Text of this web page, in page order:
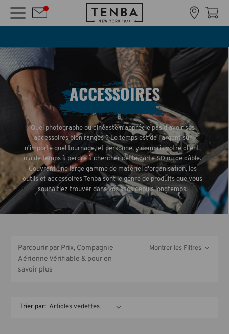
Parcourir par Prix, Compagnie
Aérienne Vérifiable & pour en
savoir plus
Montrer les Filtres
Trier par: